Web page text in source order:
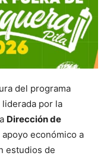
del programa
por la
Dirección de
económico a
estudios de